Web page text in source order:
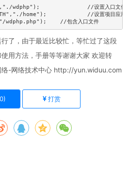
了，由于最近比较忙，等忙过了这段
用方法，手册等等谢谢大家 欢迎转
络-网络技术中心 http://yun.widuu.com
0) 打赏